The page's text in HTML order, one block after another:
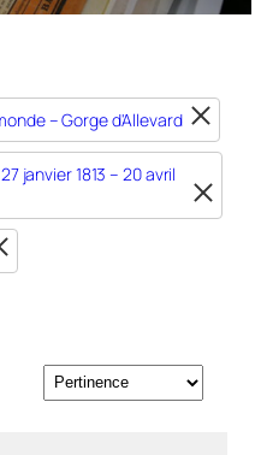
– Gorge d'Allevard
janvier 1813 – 20 avril